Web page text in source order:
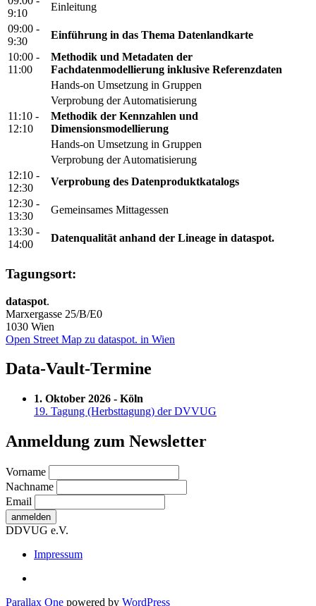
9:10
Einleitung
09:00 -
9:30
Einführung in das Thema Datenlandkarte
10:00 -
11:00
Methodik und Metadaten der
Fachdatenmodellierung inklusive Referenzdaten
Hands-on Umsetzung in Gruppen
Verprobung der Automatisierung
11:10 -
12:10
Methodik der Kennzahlen und
Dimensionsmodellierung
Hands-on Umsetzung in Gruppen
Verprobung der Automatisierung
12:10 -
12:30
Verprobung des Datenproduktkatalogs
12:30 -
13:30
Gemeinsames Mittagessen
13:30 -
14:00
Datenqualität anhand der Lineage in dataspot.
Tagungsort:
dataspot.
Marxergasse 25/B/E0
1030 Wien
Open Street Map zu dataspot. in Wien
Data-Vault-Termine
1. Oktober 2026 - Köln
19. Tagung (Herbsttagung) der DVVUG
Anmeldung zum Newsletter
Vorname
Nachname
Email
DDVUG e.V.
Secondary
Menu
Impressum
Parallax One powered by WordPress